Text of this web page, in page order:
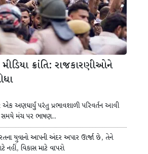
ક્રાંતિ: રાજકારણીઓને
અણધાર્યું પરંતુ પ્રભાવશાળી પરિવર્તન આવી
મંચ પર ભાષણ...
યુવાનો આપની અંદર અપાર ઊર્જા છે, તેને
નહીં, વિકાસ માટે વાપરો